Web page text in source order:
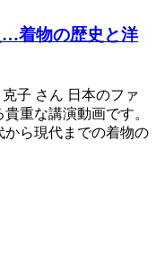
…着物の歴史と洋
子 さん 日本のファ
重な講演動画です。
ら現代までの着物の